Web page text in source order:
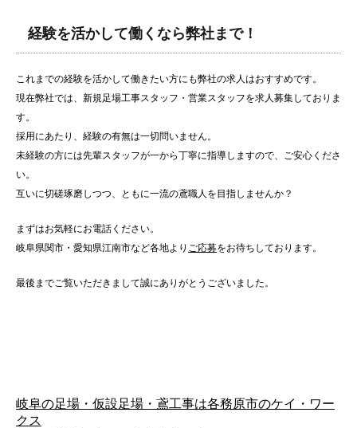
経験を活かして働くなら弊社まで！
これまでの経験を活かして働きたい方にも弊社の求人はおすすめです。
現在弊社では、新規足場工事スタッフ・営業スタッフを求人募集しておりま
す。
採用にあたり、経験の有無は一切問いません。
未経験の方には先輩スタッフが一から丁寧に指導しますので、ご安心くださ
い。
互いに切磋琢磨しつつ、ともに一流の鳶職人を目指しませんか？
まずはお気軽にお電話ください。
岐阜県関市・愛知県江南市など各地より ご応募をお待ちしております。
最後までご覧いただきまして誠にありがとうございました。
岐阜の足場・仮設足場・鳶工事は各務原市のケイ・ワー
クス